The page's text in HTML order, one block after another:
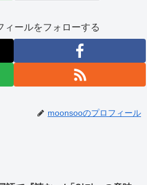
ィールをフォローする
moonsooのプロフィール